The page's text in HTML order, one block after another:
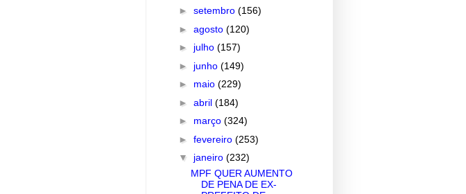
► setembro (156)
► agosto (120)
► julho (157)
► junho (149)
► maio (229)
► abril (184)
► março (324)
► fevereiro (253)
▼ janeiro (232)
MPF QUER AUMENTO
DE PENA DE EX-